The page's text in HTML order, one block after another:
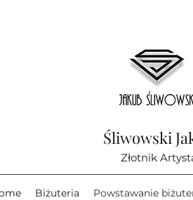
Śliwowski
Złotnik
Biżuteria Powstawanie